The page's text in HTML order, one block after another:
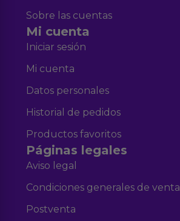
Sobre las cuentas
Mi cuenta
Iniciar sesión
Mi cuenta
Datos personales
Historial de pedidos
Productos favoritos
Páginas legales
Aviso legal
Condiciones generales de venta
Postventa